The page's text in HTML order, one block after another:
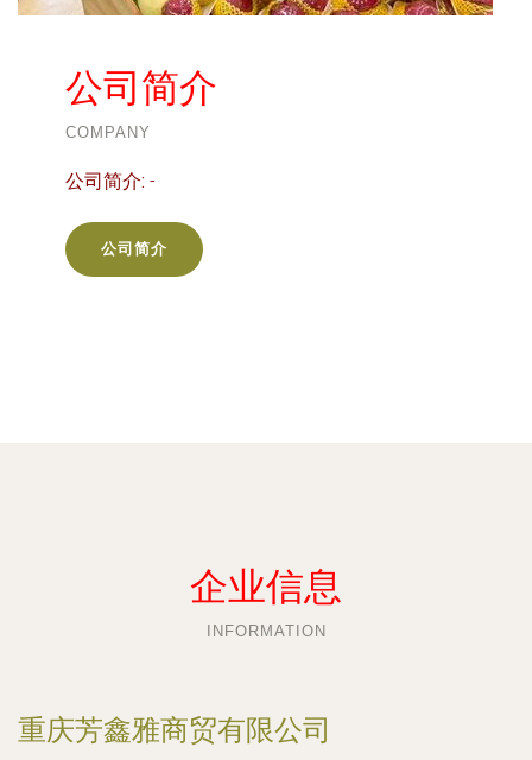
公司简介
COMPANY
公司简介: -
公司简介
企业信息
INFORMATION
重庆芳鑫雅商贸有限公司